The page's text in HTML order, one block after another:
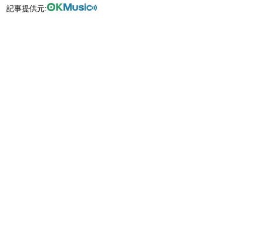
記事提供元: